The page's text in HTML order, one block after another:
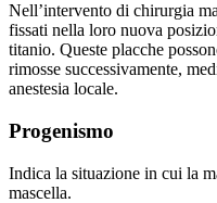
Nell’intervento di chirurgia
fissati nella loro nuova
titanio. Queste placche
rimosse successivamente,
anestesia locale.
Progenismo
Indica la situazione in cui la
mascella.